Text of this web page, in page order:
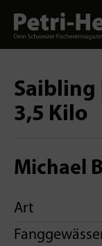
Saibling
3,5 Kilo
Michael
Art